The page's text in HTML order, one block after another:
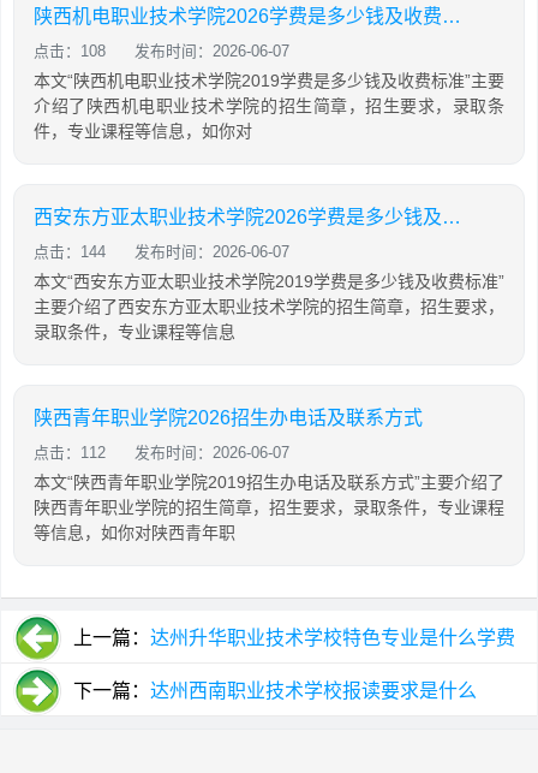
陕西机电职业技术学院2026学费是多少钱及收费标准
点击：108 发布时间：2026-06-07
本文“陕西机电职业技术学院2019学费是多少钱及收费标准”主要
介绍了陕西机电职业技术学院的招生简章，招生要求，录取条
件，专业课程等信息，如你对
西安东方亚太职业技术学院2026学费是多少钱及收费标准
点击：144 发布时间：2026-06-07
本文“西安东方亚太职业技术学院2019学费是多少钱及收费标准”
主要介绍了西安东方亚太职业技术学院的招生简章，招生要求，
录取条件，专业课程等信息
陕西青年职业学院2026招生办电话及联系方式
点击：112 发布时间：2026-06-07
本文“陕西青年职业学院2019招生办电话及联系方式”主要介绍了
陕西青年职业学院的招生简章，招生要求，录取条件，专业课程
等信息，如你对陕西青年职
上一篇： 达州升华职业技术学校特色专业是什么学费
是多少 下一篇： 达州西南职业技术学校报读要求是什么